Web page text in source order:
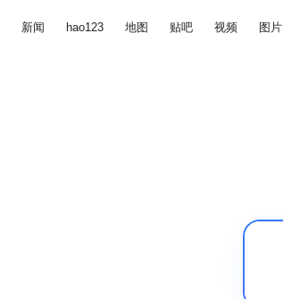
新闻 hao123 地图 贴吧 视频 图片